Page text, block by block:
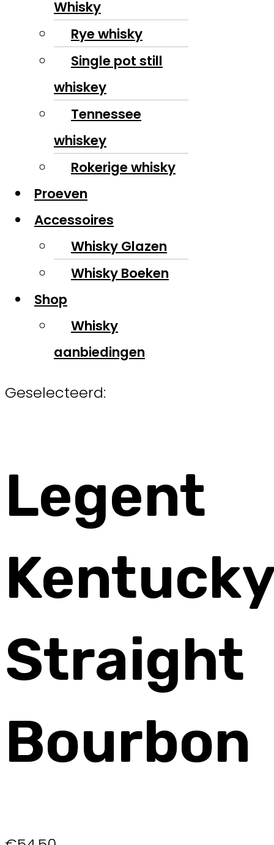
Whisky
Rye whisky
Single pot still
whiskey
Tennessee
whiskey
Rokerige whisky
Proeven
Accessoires
Whisky Glazen
Whisky Boeken
Shop
Whisky
aanbiedingen
Geselecteerd:
Legent
Kentucky
Straight
Bourbon